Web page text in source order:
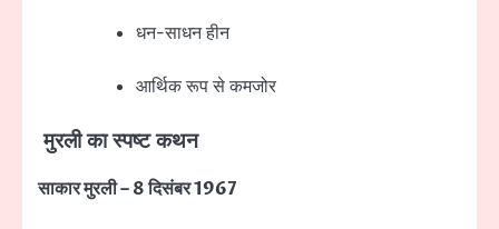
धन-साधन हीन
आर्थिक रूप से कमजोर
मुरली का स्पष्ट कथन
साकार मुरली – 8 दिसंबर 1967